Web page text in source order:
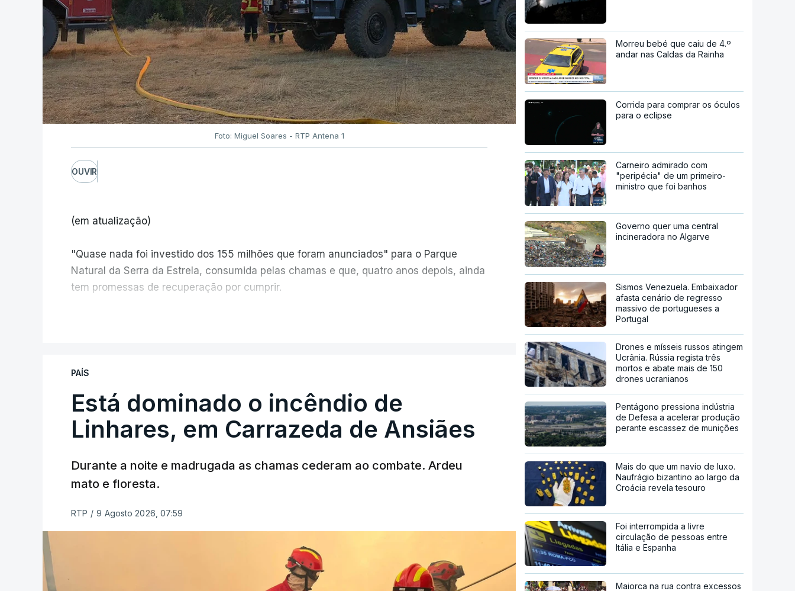
Foto: Miguel Soares - RTP Antena 1
OUVIR
(em atualização)
"Quase nada foi investido dos 155 milhões que foram anunciados" para o Parque
Natural da Serra da Estrela, consumida pelas chamas e que, quatro anos depois, ainda
tem promessas de recuperação por cumprir.
ERRO 100
ERROR ON HTML5 MEDIA ELEMENT
PAÍS
Está dominado o incêndio de
Linhares, em Carrazeda de Ansiães
Durante a noite e madrugada as chamas cederam ao combate. Ardeu
mato e floresta.
RTP / 9 Agosto 2026, 07:59
Morreu bebé que caiu de 4.º
andar nas Caldas da Rainha
Corrida para comprar os óculos
para o eclipse
Carneiro admirado com
"peripécia" de um primeiro-
ministro que foi banhos
Governo quer uma central
incineradora no Algarve
Sismos Venezuela. Embaixador
afasta cenário de regresso
massivo de portugueses a
Portugal
Drones e mísseis russos atingem
Ucrânia. Rússia regista três
mortos e abate mais de 150
drones ucranianos
Pentágono pressiona indústria
de Defesa a acelerar produção
perante escassez de munições
Mais do que um navio de luxo.
Naufrágio bizantino ao largo da
Croácia revela tesouro
Foi interrompida a livre
circulação de pessoas entre
Itália e Espanha
Maiorca na rua contra excessos